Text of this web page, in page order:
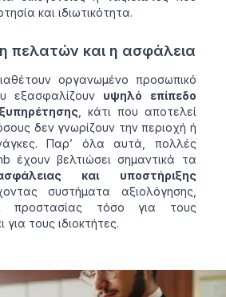
και ιδιωτικότητα.
πελατών και η ασφάλεια
οργανωμένο προσωπικό
εξασφαλίζουν υψηλό επίπεδο
, κάτι που αποτελεί
δεν γνωρίζουν την περιοχή ή
Παρ’ όλα αυτά, πολλές
έχουν βελτιώσει σημαντικά τα
και υποστήριξης
συστήματα αξιολόγησης,
προστασίας τόσο για τους
για τους ιδιοκτήτες.